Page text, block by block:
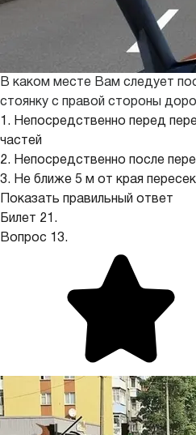
В каком месте Вам следует
стоянку с правой стороны
1. Непосредственно перед
частей
2. Непосредственно после
3. Не ближе 5 м от края
Показать правильный ответ
Билет 21.
Вопрос 13.